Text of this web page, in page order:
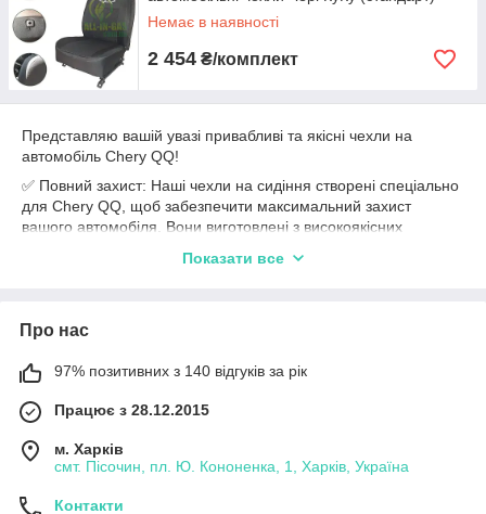
Немає в наявності
2 454 ₴/комплект
Представляю вашій увазі привабливі та якісні чехли на
автомобіль Chery QQ!
✅ Повний захист: Наші чехли на сидіння створені спеціально
для Chery QQ, щоб забезпечити максимальний захист
вашого автомобіля. Вони виготовлені з високоякісних
підгонку без будь-яких проблем. Вони добре фіксуються і не
✅ Стильний дизайн: Наші чехли не тільки забезпечують
захист, але й додають стиль та елегантність вашому
дизайнів, щоб підібрати оптимальний варіант, який відповідає
вашому смаку та інтер'єру автомобіля.
✅ Висока якість: Ми пропонуємо тільки чехли, які виготовлені
Показати все
Про нас
97% позитивних з 140 відгуків за рік
Працює з 28.12.2015
м. Харків
смт. Пісочин, пл. Ю. Кононенка, 1, Харків, Україна
Контакти